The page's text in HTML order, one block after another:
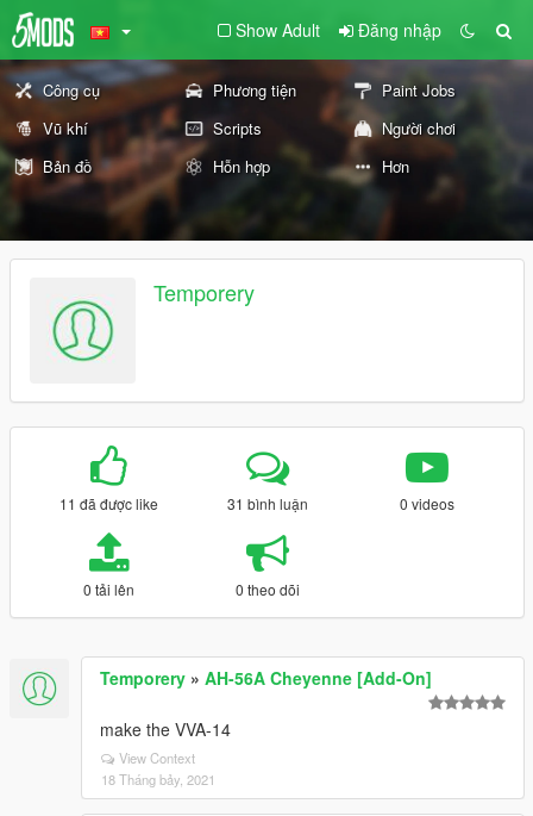
Show Adult Đăng nhập
Công cụ Phương tiện
Paint Jobs
Vũ khí
Scripts
Người chơi
Bản đồ
Hỗn hợp Hơn
Temporery
11 đã được like 31 bình luận 0 videos
0 tải lên 0 theo dõi
Temporery » AH-56A Cheyenne [Add-On]
make the VVA-14
View Context
18 Tháng bảy, 2021